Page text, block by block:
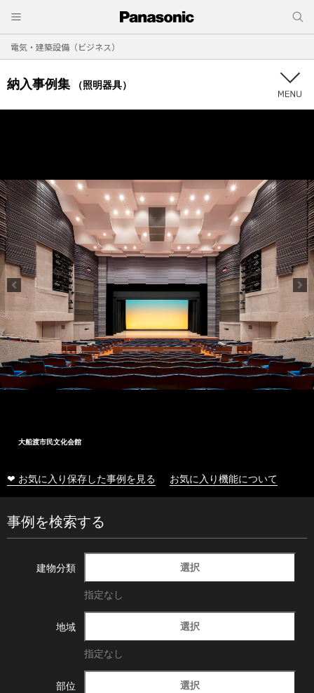
電気・建築設備（ビジネス）
納入事例集 （照明器具）
大船渡市民文化会館
❤ お気に入り保存した事例を見る お気に入り機能について
事例を検索する
建物分類 選択
指定なし
地域 選択
指定なし
部位 選択